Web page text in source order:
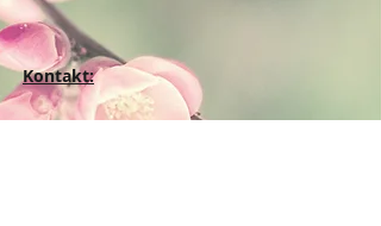
Kontakt: